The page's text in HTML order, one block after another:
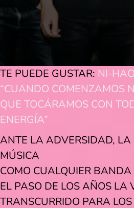
TE PUEDE GUSTAR: NI-
“CUANDO COMENZAMOS
QUE TOCÁRAMOS CON
ENERGÍA”
ANTE LA ADVERSIDAD, LA
MÚSICA
COMO CUALQUIER
EL PASO DE LOS AÑOS LA
TRANSCURRIDO PARA